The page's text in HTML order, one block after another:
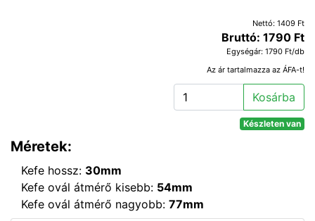
Nettó: 1409 Ft
Bruttó: 1790 Ft
Egységár: 1790 Ft/db
Az ár tartalmazza az ÁFA-t!
Kosárba
Készleten van
Méretek:
Kefe hossz: 30mm
Kefe ovál átmérő kisebb: 54mm
Kefe ovál átmérő nagyobb: 77mm